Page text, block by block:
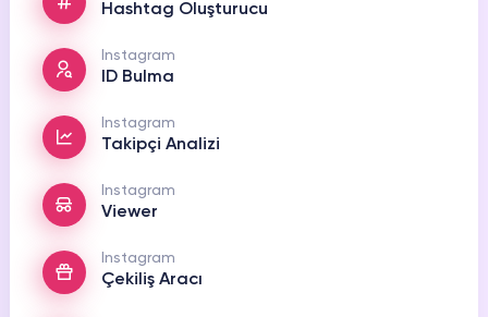
TikTok
TikTok
Youtube
Youtube
Youtube
Üyelik Sözleşmesi
Hashtag Oluşturucu
Instagram
ID Bulma
Instagram
Takipçi Analizi
Instagram
Viewer
Instagram
Çekiliş Aracı